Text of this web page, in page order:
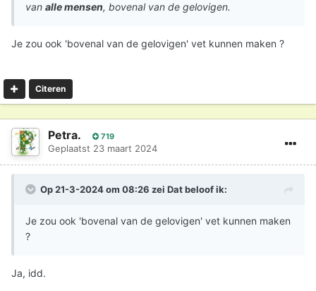
van alle mensen, bovenal van de gelovigen.
Je zou ook 'bovenal van de gelovigen' vet kunnen maken ?
Citeren
Petra. 719
Geplaatst 23 maart 2024
Op 21-3-2024 om 08:26 zei Dat beloof ik:
Je zou ook 'bovenal van de gelovigen' vet kunnen maken
?
Ja, idd.